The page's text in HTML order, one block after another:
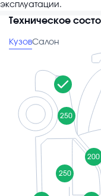
эксплуатации.
Техническое
КузовСалон
250
200
250